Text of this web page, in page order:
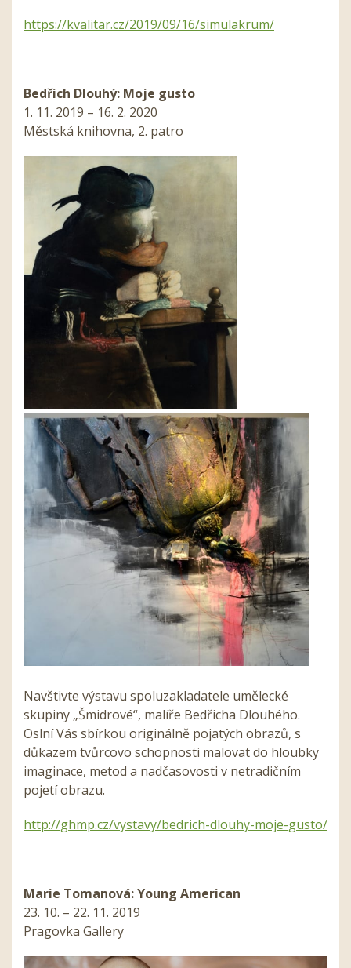
https://kvalitar.cz/2019/09/16/simulakrum/
Bedřich Dlouhý: Moje gusto
1. 11. 2019 – 16. 2. 2020
Městská knihovna, 2. patro
Navštivte výstavu spoluzakladatele umělecké
skupiny „Šmidrové“, malíře Bedřicha Dlouhého.
Oslní Vás sbírkou originálně pojatých obrazů, s
důkazem tvůrcovo schopnosti malovat do hloubky
imaginace, metod a nadčasovosti v netradičním
pojetí obrazu.
http://ghmp.cz/vystavy/bedrich-dlouhy-moje-gusto/
Marie Tomanová: Young American
23. 10. – 22. 11. 2019
Pragovka Gallery